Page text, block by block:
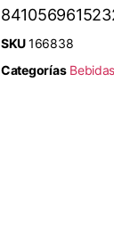
SKU166838
Categorías Bebidas